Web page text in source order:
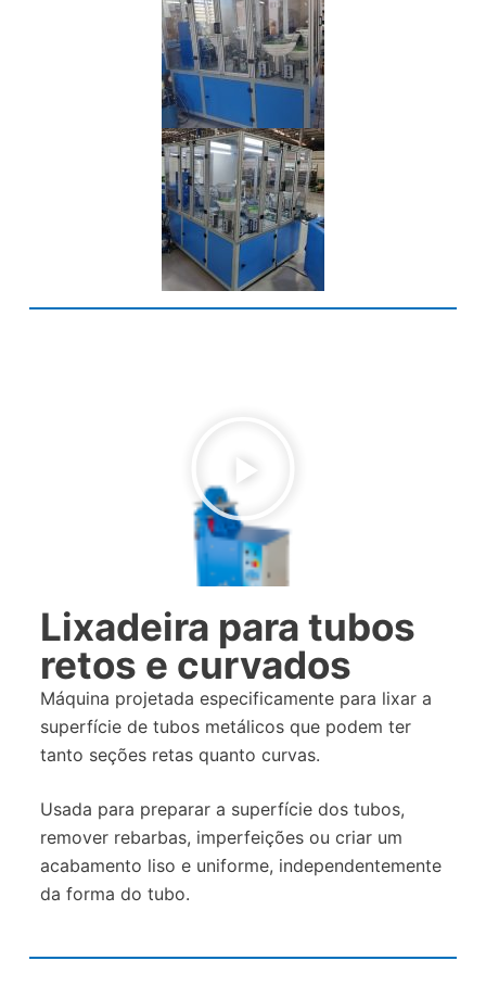
Lixadeira para tubos
retos e curvados​
Máquina projetada especificamente para lixar a
superfície de tubos metálicos que podem ter
tanto seções retas quanto curvas.
Usada para preparar a superfície dos tubos,
remover rebarbas, imperfeições ou criar um
acabamento liso e uniforme, independentemente
da forma do tubo.